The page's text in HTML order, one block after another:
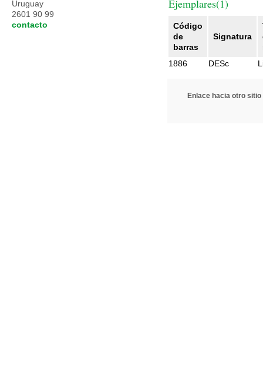
Ejemplares(1)
Código
de
barras
Signatura
1886
DESc
Enlace hacia otro sitio
Uruguay
2601 90 99
contacto